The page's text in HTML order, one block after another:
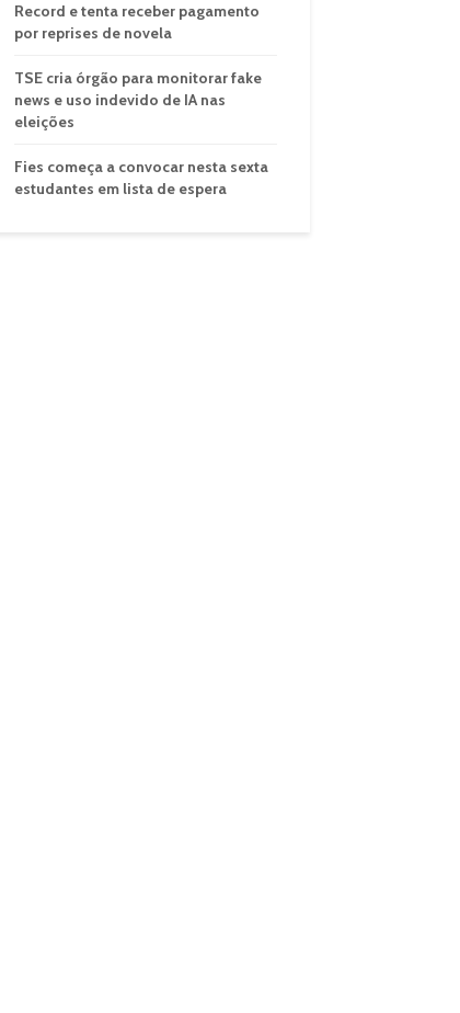
Record e tenta receber pagamento
por reprises de novela
TSE cria órgão para monitorar fake
news e uso indevido de IA nas
eleições
Fies começa a convocar nesta sexta
estudantes em lista de espera